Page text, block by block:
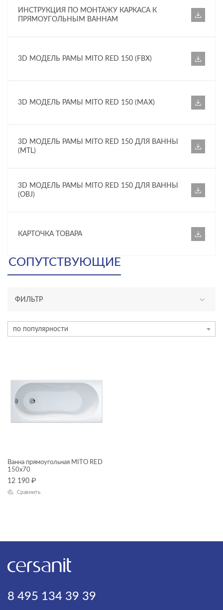
ИНСТРУКЦИЯ ПО МОНТАЖУ КАРКАСА К
ПРЯМОУГОЛЬНЫМ ВАННАМ
3D МОДЕЛЬ РАМЫ MITO RED 150 (FBX)
3D МОДЕЛЬ РАМЫ MITO RED 150 (MAX)
3D МОДЕЛЬ РАМЫ MITO RED 150 ДЛЯ ВАННЫ
(MTL)
3D МОДЕЛЬ РАМЫ MITO RED 150 ДЛЯ ВАННЫ
(OBJ)
КАРТОЧКА ТОВАРА
СОПУТСТВУЮЩИЕ
ФИЛЬТР
Коммерческие помещения
Прямоугольные ванны
по популярности
Ванна прямоугольная MITO RED
150x70
12 190 ₽
Сравнить
8 495 134 39 39